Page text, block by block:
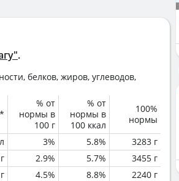
.
белков, жиров, углеводов,
% от
нормы в
100 г
% от
нормы в
100 ккал
100%
нормы
3% 5.8%
3283 г
2.9% 5.7%
3455 г
4.5% 8.8%
2240 г